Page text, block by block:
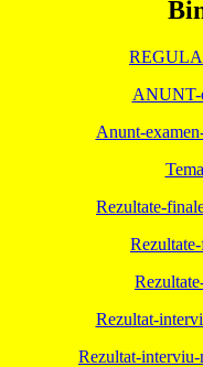
ANUNT-
Anunt-
Rezultate-
Rezultat-
Rezultat-